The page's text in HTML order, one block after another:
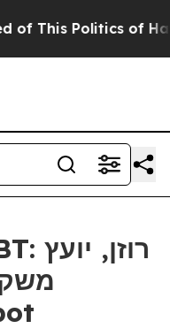
This Politics of